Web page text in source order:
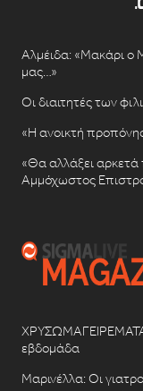
Αλμέιδα: «Μακάρι ο
μας…»
Οι διαιτητές των
«Η ανοικτή
«Θα αλλάξει αρκετά
Αμμόχωστος
εβδομάδα
Μαρινέλλα: Οι